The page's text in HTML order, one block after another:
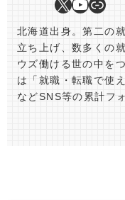
北海道出身。第二の
立ち上げ、数多くの
ウズ働ける世の中を
は「就職・転職で使
などSNS等の累計フ